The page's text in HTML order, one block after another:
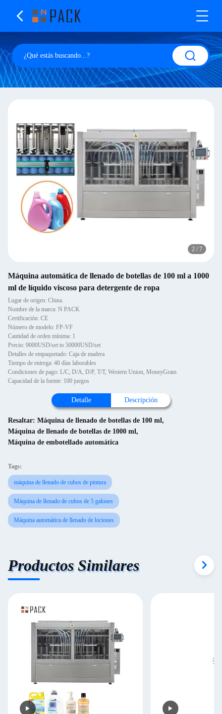
2 / 7
Máquina automática de llenado de botellas de 100 ml a 1000
ml de líquido viscoso para detergente de ropa
Lugar de origen: China.
Nombre de la marca: N PACK
Certificación: CE
Número de modelo: FP-VF
Cantidad de orden mínima: 1
Precio: 9000USD/set to 50000USD/set
Detalles de empaquetado: Caja de madera
Tiempo de entrega: 40 días laborables
Condiciones de pago: L/C, D/A, D/P, T/T, Western Union, MoneyGram
Capacidad de la fuente: 100 juegos
Detalle Descripción
Resaltar: Máquina de llenado de botellas de 100 ml,
Máquina de llenado de botellas de 1000 ml,
Máquina de embotellado automática
Tags:
máquina de llenado de cubos de pintura
Máquina de llenado de cubos de 5 galones
Máquina automática de llenado de lociones
Productos Similares